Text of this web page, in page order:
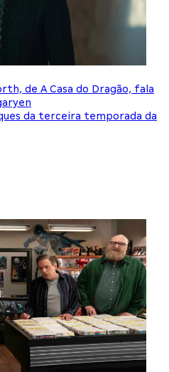
de A Casa do Dragão, fala
da terceira temporada da